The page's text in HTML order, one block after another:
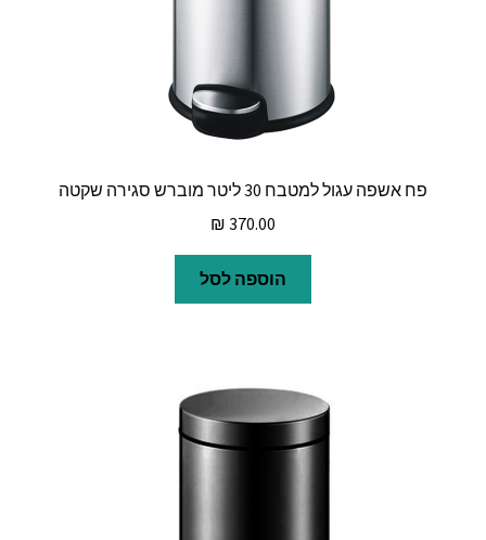
פח אשפה עגול למטבח 30 ליטר מוברש סגירה שקטה
₪ 370.00
הוספה לסל